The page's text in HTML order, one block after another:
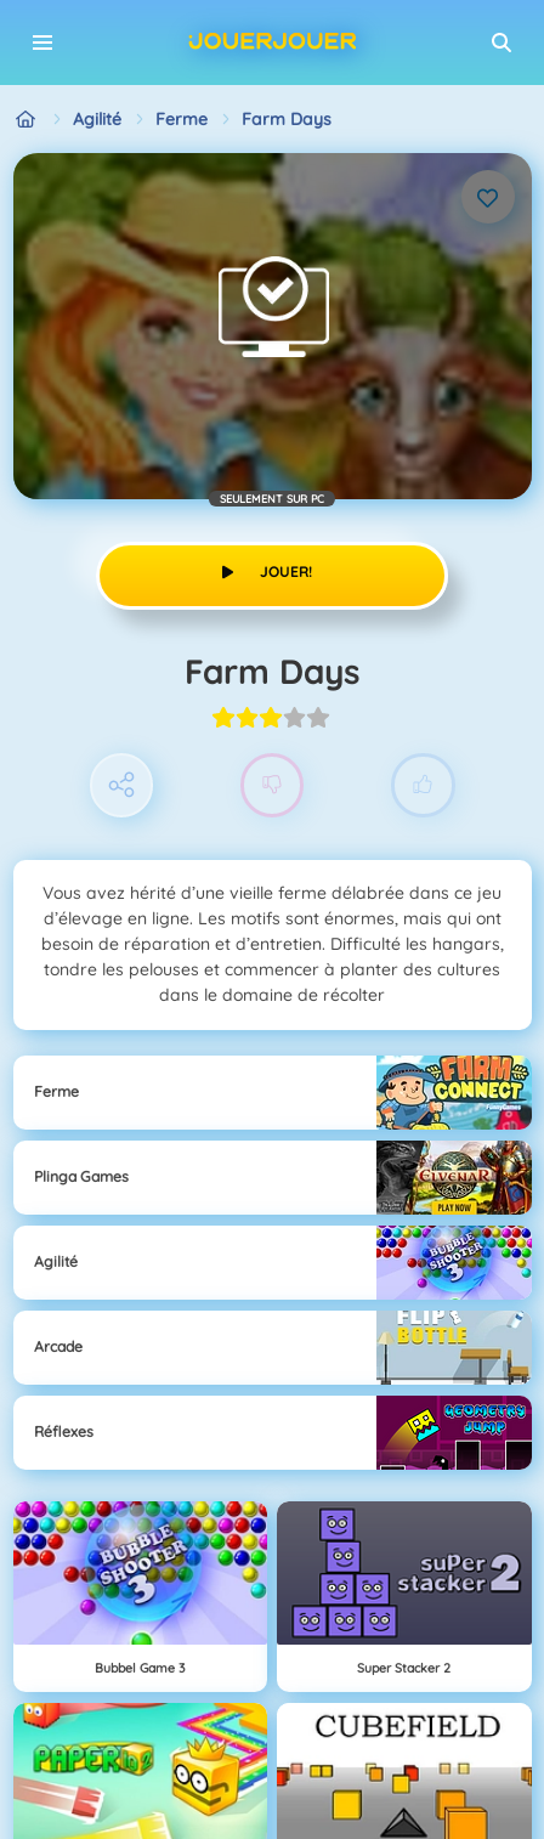
Agilité Ferme Farm Days
SEULEMENT SUR PC
JOUER!
Farm Days
Vous avez hérité d’une vieille ferme délabrée dans ce jeu
d’élevage en ligne. Les motifs sont énormes, mais qui ont
besoin de réparation et d’entretien. Difficulté les hangars,
tondre les pelouses et commencer à planter des cultures
dans le domaine de récolter
Ferme
Plinga Games
Agilité
Arcade
Réflexes
Bubbel Game 3 Super Stacker 2